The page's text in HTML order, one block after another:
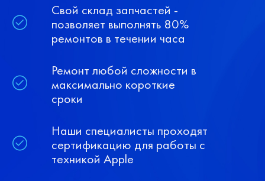
Свой склад запчастей -
позволяет выполнять 80%
ремонтов в течении часа
Ремонт любой сложности в
максимально короткие
сроки
Наши специалисты проходят
сертификацию для работы с
техникой Apple